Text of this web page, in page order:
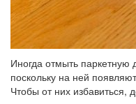
Иногда отмыть паркетную
поскольку на ней
Чтобы от них